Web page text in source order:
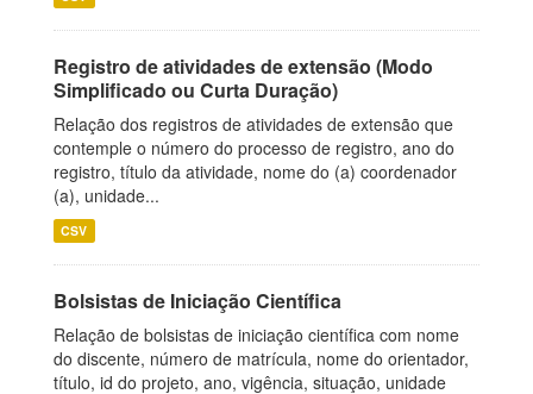
Registro de atividades de extensão (Modo
Simplificado ou Curta Duração)
Relação dos registros de atividades de extensão que
contemple o número do processo de registro, ano do
registro, título da atividade, nome do (a) coordenador
(a), unidade...
CSV
Bolsistas de Iniciação Científica
Relação de bolsistas de iniciação científica com nome
do discente, número de matrícula, nome do orientador,
título, id do projeto, ano, vigência, situação, unidade